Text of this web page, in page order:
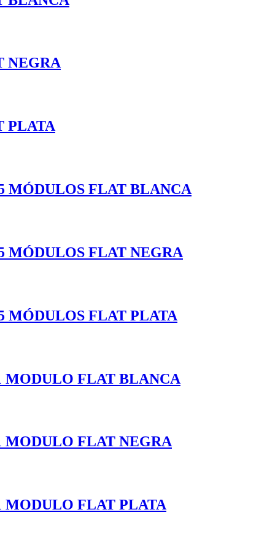
NEGRA
PLATA
MÓDULOS FLAT BLANCA
MÓDULOS FLAT NEGRA
MÓDULOS FLAT PLATA
MODULO FLAT BLANCA
MODULO FLAT NEGRA
MODULO FLAT PLATA